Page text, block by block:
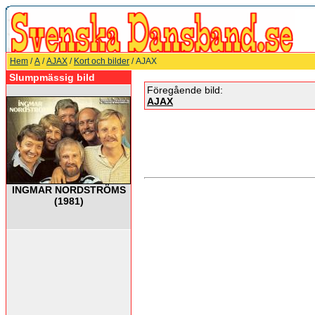
Hem /A /AJAX / Kort och bilder / AJAX
Slumpmässig bild
INGMAR NORDSTRÖMS
(1981)
Föregående bild:
AJAX